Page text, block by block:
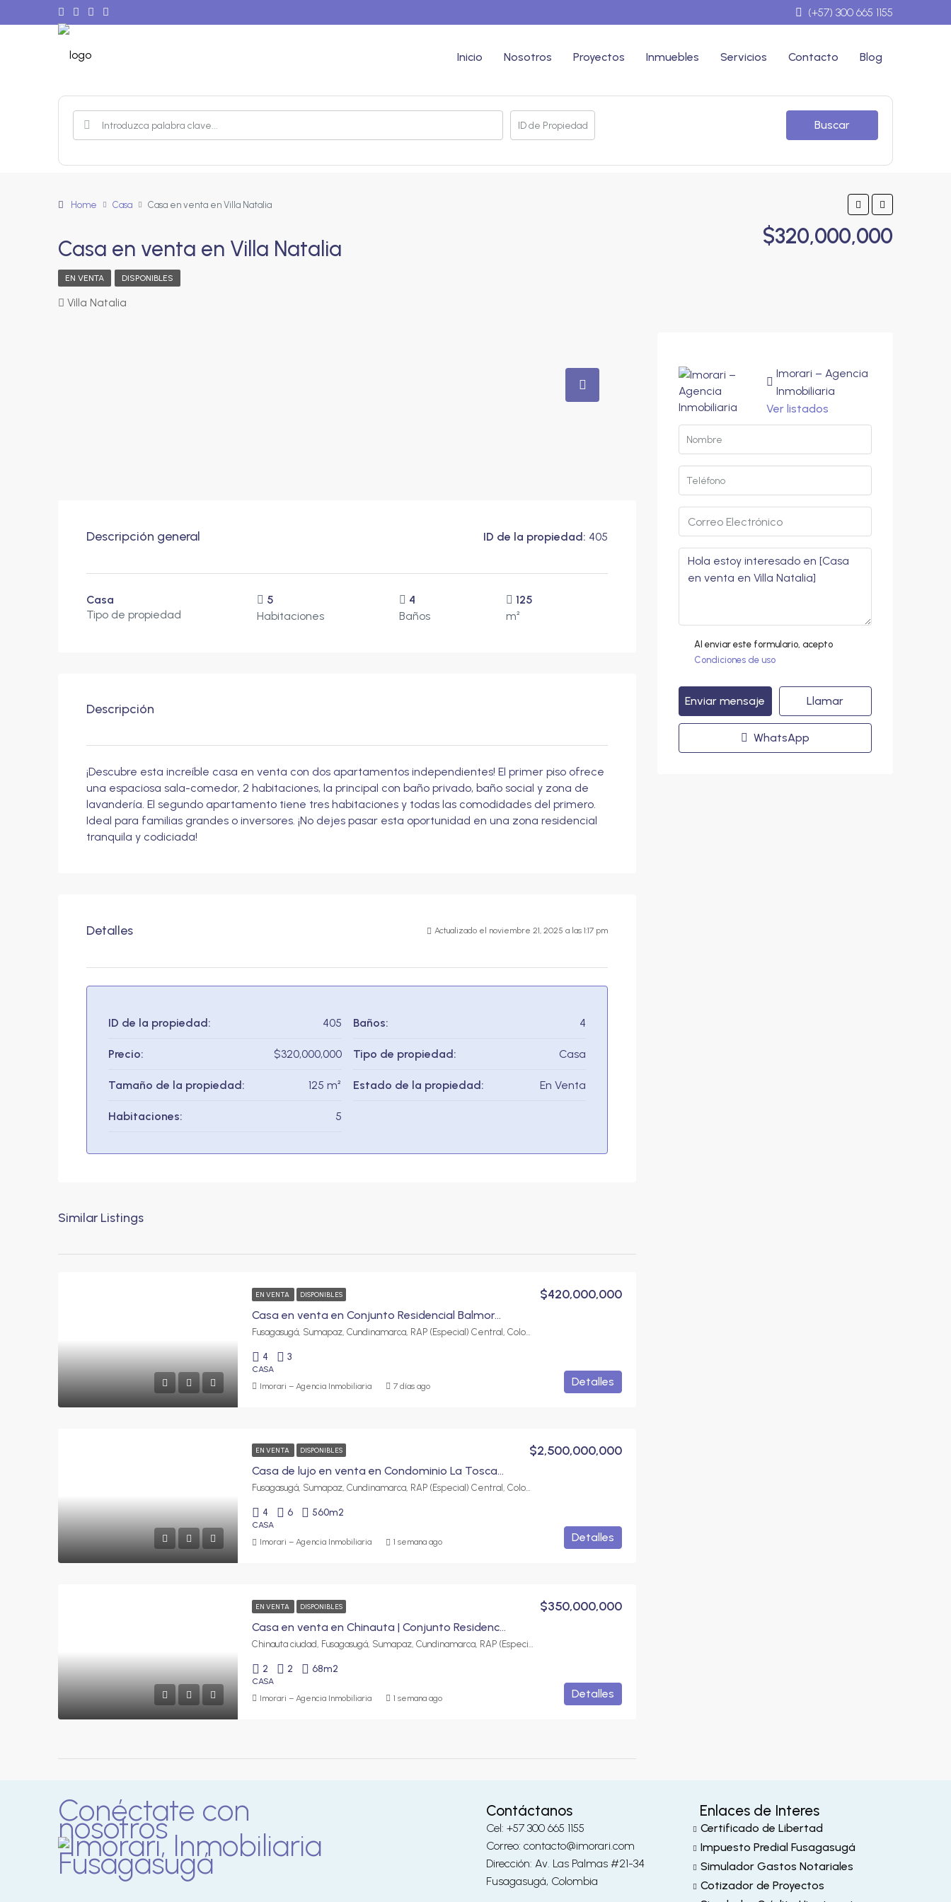
(+57) 300 665 1155
Inicio Nosotros Proyectos Inmuebles Servicios Contacto Blog
Buscar
Home Casa Casa en venta en Villa Natalia
Casa en venta en Villa Natalia $320,000,000
EN VENTA DISPONIBLES
Villa Natalia
Descripción general ID de la propiedad: 405
Casa
Tipo de propiedad
5
Habitaciones
4
Baños
125
m²
Descripción
¡Descubre esta increíble casa en venta con dos apartamentos independientes! El primer piso ofrece
una espaciosa sala-comedor, 2 habitaciones, la principal con baño privado, baño social y zona de
lavandería. El segundo apartamento tiene tres habitaciones y todas las comodidades del primero.
Ideal para familias grandes o inversores. ¡No dejes pasar esta oportunidad en una zona residencial
tranquila y codiciada!
Detalles Actualizado el noviembre 21, 2025 a las 1:17 pm
ID de la propiedad: 405
Precio: $320,000,000
Tamaño de la propiedad: 125 m²
Habitaciones: 5
Baños: 4
Tipo de propiedad: Casa
Estado de la propiedad: En Venta
Similar Listings
EN VENTA DISPONIBLES
Casa en venta en Conjunto Residencial Balmoral, Fusagasugá | 4 habitaciones y parqueadero
$420,000,000
4 3
CASA
Detalles
Imorari – Agencia Inmobiliaria 7 días ago
EN VENTA DISPONIBLES
Casa de lujo en venta en Condominio La Toscana | Exclusividad, confort y amplios espacios
$2,500,000,000
Fusagasugá, Sumapaz, Cundinamarca, RAP (Especial) Central, Colombia
4 6 560m2
CASA
Detalles
Imorari – Agencia Inmobiliaria 1 semana ago
EN VENTA DISPONIBLES
Casa en venta en Chinauta | Conjunto Residencial La Ceiba
$350,000,000
2 2 68m2
CASA
Detalles
Imorari – Agencia Inmobiliaria 1 semana ago
Imorari – Agencia
Inmobiliaria
Ver listados
Al enviar este formulario, acepto
Condiciones de uso
Enviar mensaje Llamar
WhatsApp
Conéctate con
nosotros Contáctanos
Cel: +57 300 665 1155
Correo: contacto@imorari.com
Dirección: Av. Las Palmas #21-34
Fusagasugá, Colombia
Enlaces de Interes
Certificado de Libertad
Impuesto Predial Fusagasugá
Simulador Gastos Notariales
Cotizador de Proyectos